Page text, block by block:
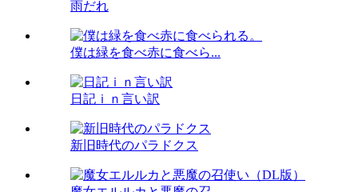
雨だれ
僕は緑を食べ赤に食べら...
日記ｉｎ言い訳
新旧時代のパラドクス